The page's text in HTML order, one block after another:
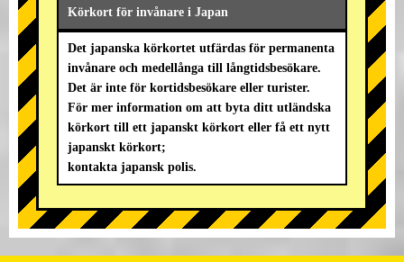
Körkort för invånare i Japan
Det japanska körkortet utfärdas för permanenta
invånare och medellånga till långtidsbesökare.
Det är inte för kortidsbesökare eller turister.
För mer information om att byta ditt utländska
körkort till ett japanskt körkort eller få ett nytt
japanskt körkort;
kontakta japansk polis.